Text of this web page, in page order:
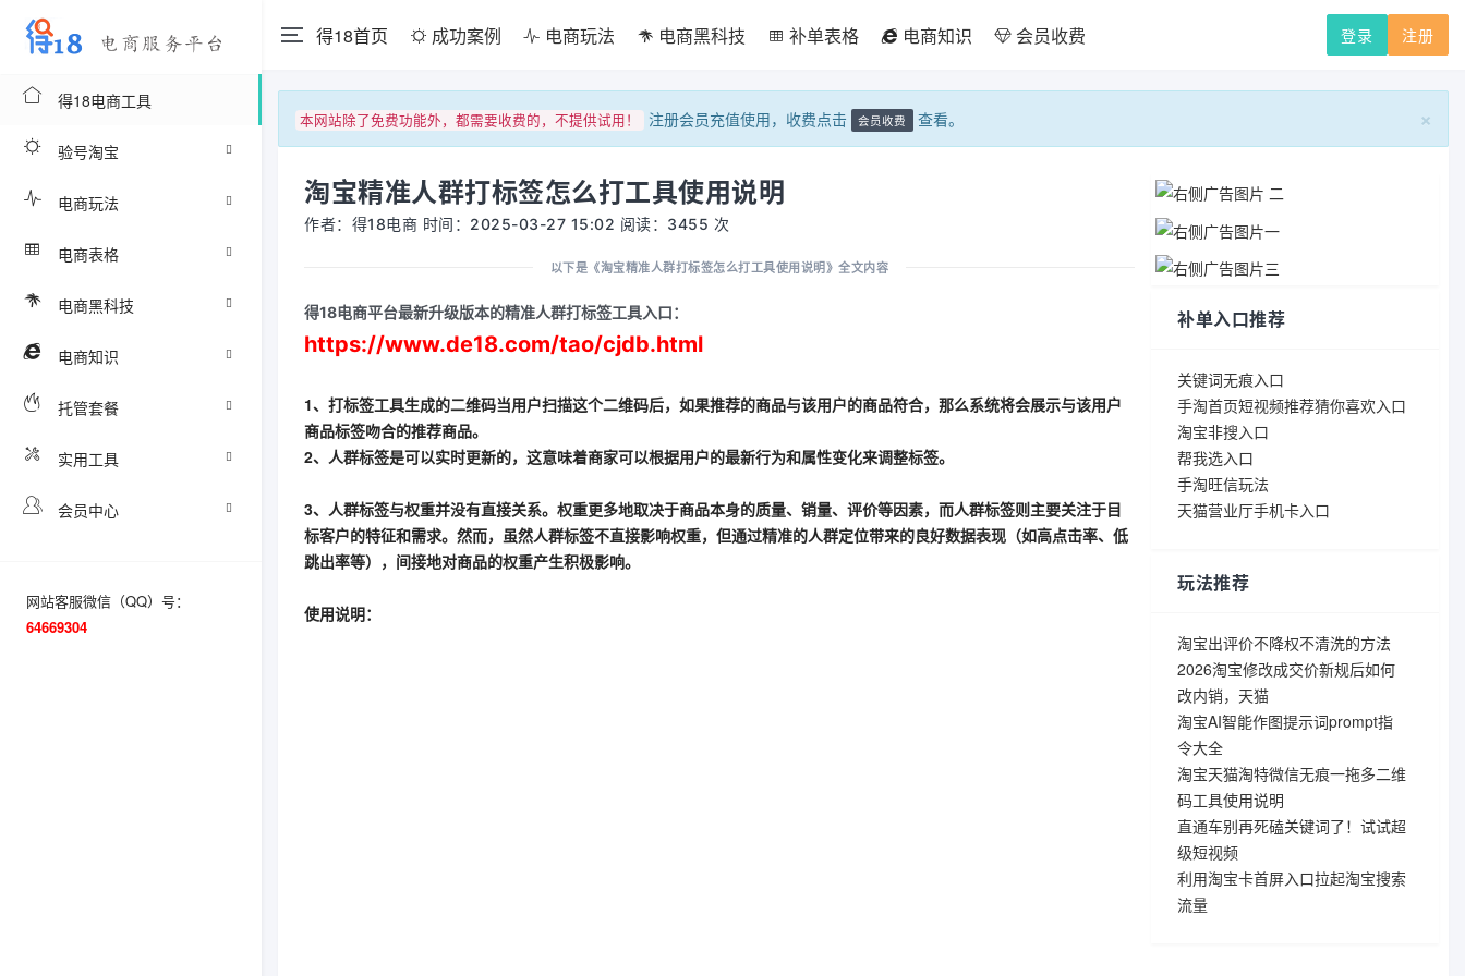
得18电商工具
验号淘宝
电商玩法
电商表格
电商黑科技
电商知识
托管套餐
实用工具
会员中心
网站客服微信（QQ）号：
64669304
得18首页 成功案例 电商玩法 电商黑科技 补单表格 电商知识 会员收费 注册
登录
本网站除了免费功能外，都需要收费的，不提供试用！ 注册会员充值使用，收费点击 会员收费 查看。 ×
淘宝精准人群打标签怎么打工具使用说明
作者：得18电商 时间：2025-03-27 15:02 阅读：3455 次
以下是《淘宝精准人群打标签怎么打工具使用说明》全文内容
得18电商平台最新升级版本的精准人群打标签工具入口：
https://www.de18.com/tao/cjdb.html
1、打标签工具生成的二维码当用户扫描这个二维码后，如果推荐的商品与该用户的商品符合，那么系统将会展示与该用户
商品标签吻合的推荐商品。
2、人群标签是可以实时更新的，这意味着商家可以根据用户的最新行为和属性变化来调整标签。
3、人群标签与权重并没有直接关系。权重更多地取决于商品本身的质量、销量、评价等因素，而人群标签则主要关注于目
标客户的特征和需求。然而，虽然人群标签不直接影响权重，但通过精准的人群定位带来的良好数据表现（如高点击率、低
跳出率等），间接地对商品的权重产生积极影响。
使用说明：
补单入口推荐
关键词无痕入口
手淘首页短视频推荐猜你喜欢入口
淘宝非搜入口
帮我选入口
手淘旺信玩法
天猫营业厅手机卡入口
玩法推荐
淘宝出评价不降权不清洗的方法
2026淘宝修改成交价新规后如何
改内销，天猫
淘宝AI智能作图提示词prompt指
令大全
淘宝天猫淘特微信无痕一拖多二维
码工具使用说明
直通车别再死磕关键词了！试试超
级短视频
利用淘宝卡首屏入口拉起淘宝搜索
流量